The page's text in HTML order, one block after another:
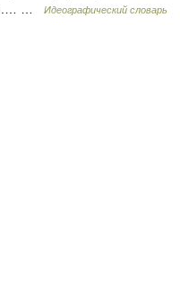
…
Идеографический словарь